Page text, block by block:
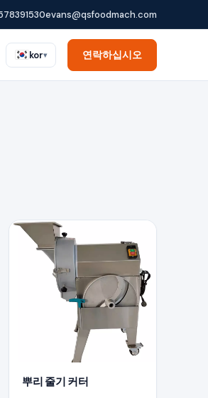
evans@qsfoodmach.com
kor▾ 연락하십시오
뿌리 줄기 커터